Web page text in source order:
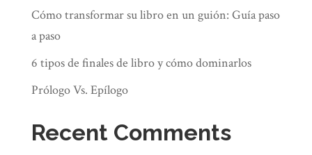
depende del escritor navegar por
impulso y el progreso. Pero a lo
largo del camino, no es infrecuente
momentos en los que las cosas se
Cómo transformar su libro en un guión: Guía paso
a paso
6 tipos de finales de libro y cómo dominarlos
Prólogo Vs. Epílogo
Recent Comments